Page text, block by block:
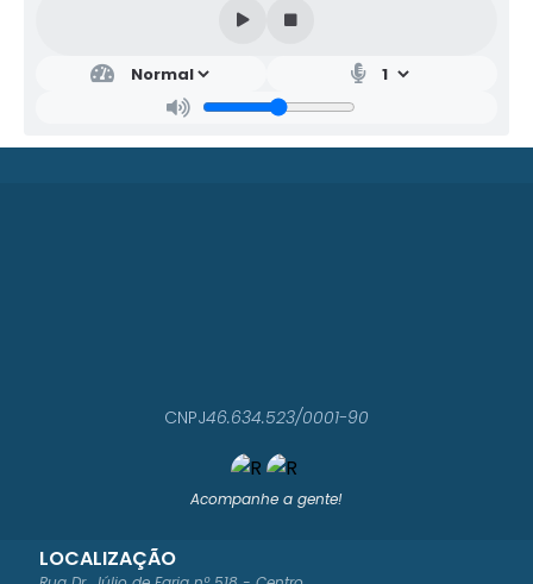
Acompanhe a gente!
LOCALIZAÇÃO
CNPJ46.634.523/0001-90